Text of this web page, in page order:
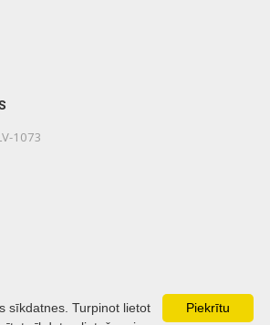
1073
Piekrītu
sīkdatnes. Turpinot lietot